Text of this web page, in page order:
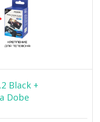
Black +
Dobe